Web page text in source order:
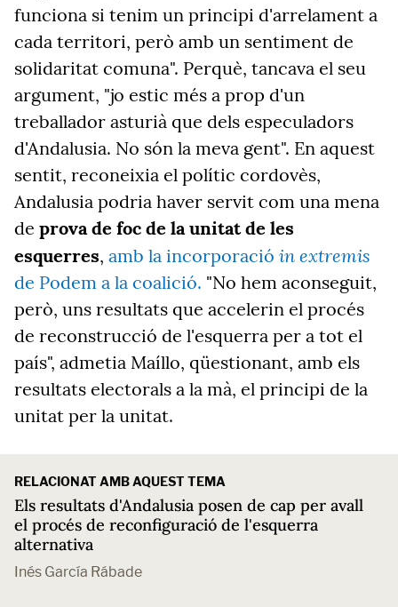
funciona si tenim un principi d'arrelament a
cada territori, però amb un sentiment de
solidaritat comuna". Perquè, tancava el seu
argument, "jo estic més a prop d'un
treballador asturià que dels especuladors
d'Andalusia. No són la meva gent". En aquest
sentit, reconeixia el polític cordovès,
Andalusia podria haver servit com una mena
de prova de foc de la unitat de les
esquerres, amb la incorporació in extremis
de Podem a la coalició. "No hem aconseguit,
però, uns resultats que accelerin el procés
de reconstrucció de l'esquerra per a tot el
país", admetia Maíllo, qüestionant, amb els
resultats electorals a la mà, el principi de la
unitat per la unitat.
RELACIONAT AMB AQUEST TEMA
Els resultats d'Andalusia posen de cap per avall
el procés de reconfiguració de l'esquerra
alternativa
Inés García Rábade